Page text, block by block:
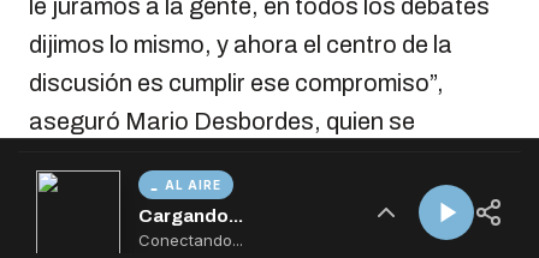
AL AIRE
Cargando...
Conectando...